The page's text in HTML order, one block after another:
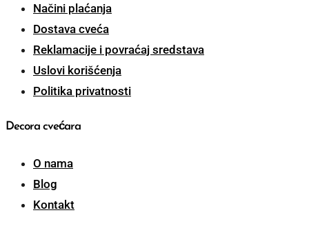
Načini plaćanja
Dostava cveća
Reklamacije i povraćaj sredstava
Uslovi korišćenja
Politika privatnosti
Decora cvećara
O nama
Blog
Kontakt